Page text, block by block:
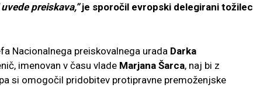
preiskava,”je sporočil evropski delegirani tožilec
Nacionalnega preiskovalnega urada Darka
imenovan v času vlade Marjana Šarca, naj bi z
si omogočil pridobitev protipravne premoženjske